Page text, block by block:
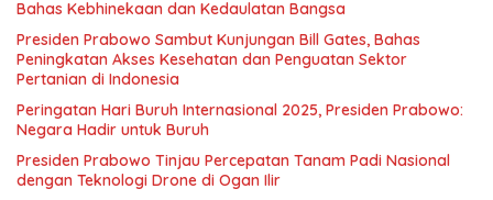
Bahas Kebhinekaan dan Kedaulatan Bangsa
Presiden Prabowo Sambut Kunjungan Bill Gates, Bahas
Peningkatan Akses Kesehatan dan Penguatan Sektor
Pertanian di Indonesia
Peringatan Hari Buruh Internasional 2025, Presiden Prabowo:
Negara Hadir untuk Buruh
Presiden Prabowo Tinjau Percepatan Tanam Padi Nasional
dengan Teknologi Drone di Ogan Ilir